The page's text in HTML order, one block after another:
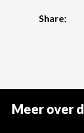
Share:
Meer over